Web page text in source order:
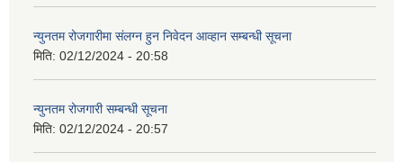
न्युनतम रोजगारीमा संलग्न हुन निवेदन आव्हान सम्बन्धी सूचना
मिति: 02/12/2024 - 20:58
न्युनतम रोजगारी सम्बन्धी सूचना
मिति: 02/12/2024 - 20:57